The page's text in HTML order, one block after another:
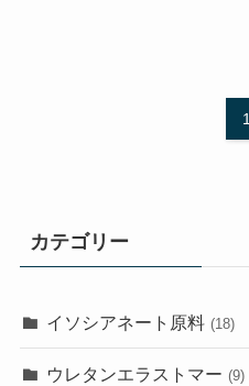
1
カテゴリー
イソシアネート原料 (18)
ウレタンエラストマー (9)